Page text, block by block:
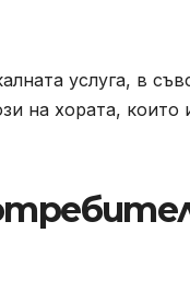
услуга, в
на хората,